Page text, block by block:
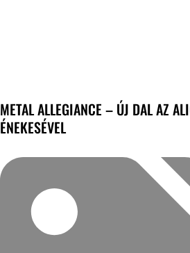
METAL ALLEGIANCE – ÚJ DAL AZ
ÉNEKESÉVEL